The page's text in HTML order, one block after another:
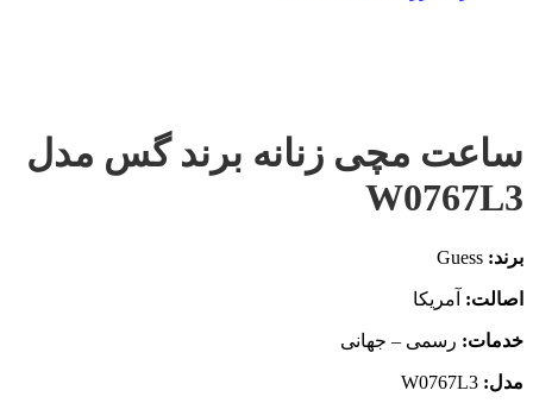
ساعت مچی زنانه برند گس مدل
W0767L3
برند: Guess
اصالت: آمریکا
خدمات: رسمی – جهانی
مدل: